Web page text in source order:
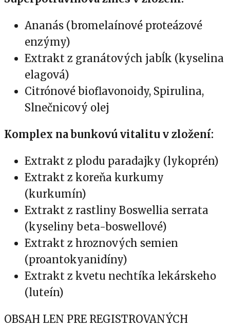
Ananás (bromelaínové proteázové
enzýmy)
Extrakt z granátových jabĺk (kyselina
elagová)
Citrónové bioflavonoidy, Spirulina,
Slnečnicový olej
Komplex na bunkovú vitalitu v zložení:
Extrakt z plodu paradajky (lykoprén)
Extrakt z koreňa kurkumy
(kurkumín)
Extrakt z rastliny Boswellia serrata
(kyseliny beta-boswellové)
Extrakt z hroznových semien
(proantokyanidíny)
Extrakt z kvetu nechtíka lekárskeho
(luteín)
OBSAH LEN PRE REGISTROVANÝCH